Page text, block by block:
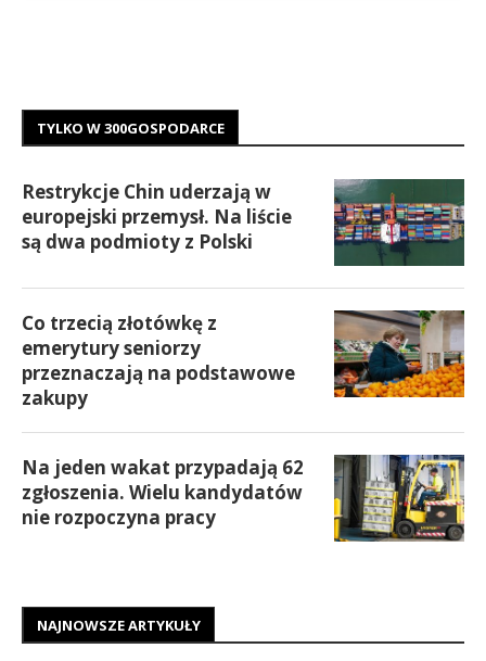
TYLKO W 300GOSPODARCE
Restrykcje Chin uderzają w
europejski przemysł. Na liście
są dwa podmioty z Polski
Co trzecią złotówkę z
emerytury seniorzy
przeznaczają na podstawowe
zakupy
Na jeden wakat przypadają 62
zgłoszenia. Wielu kandydatów
nie rozpoczyna pracy
NAJNOWSZE ARTYKUŁY